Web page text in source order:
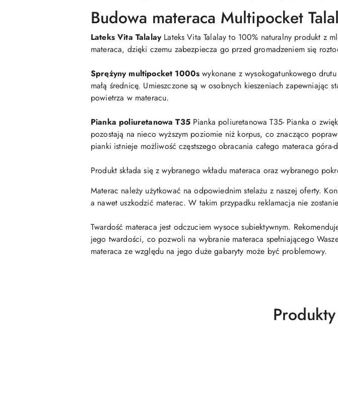
Budowa materaca Multipocket
Lateks Vita TalalayLateks Vita Talalay to 100% naturalny produkt z
materaca, dzięki czemu zabezpiecza go przed gromadzeniem się
Sprężyny multipocket 1000s wykonane z wysokogatunkowego
małą średnicę. Umieszczone są w osobnych kieszeniach
powietrza w materacu.
Pianka poliuretanowa T35Pianka poliuretanowa T35- Pianka o
pozostają na nieco wyższym poziomie niż korpus, co znacząco
pianki istnieje możliwość częstszego obracania całego materaca
Produkt składa się z wybranego wkładu materaca oraz wybranego
Materac należy użytkować na odpowiednim stelażu z naszej oferty.
a nawet uszkodzić materac. W takim przypadku reklamacja nie
Twardość materaca jest odczuciem wysoce subiektywnym.
jego twardości, co pozwoli na wybranie materaca spełniającego
materaca ze względu na jego duże gabaryty może być problemowy.
Produkty